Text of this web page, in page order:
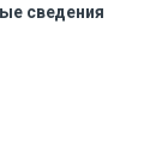
сведения